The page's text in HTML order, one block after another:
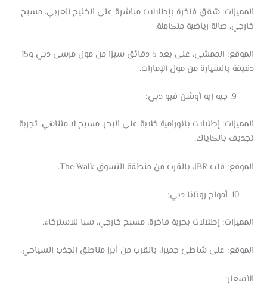
المميزات: شقق فاخرة بإطلالات مباشرة على الخليج العربي، مسبح
خارجي، صالة رياضية متكاملة.
الموقع: الممشى، على بعد 5 دقائق سيرًا من مول مرسى دبي و15
دقيقة بالسيارة من مول الإمارات.
جيه إيه أوشن فيو دبي:
المميزات: إطلالات بانورامية خلابة على البحر، مسبح لا متناهي، تجربة
تجديف بالكاياك.
الموقع: قلب JBR، بالقرب من منطقة التسوق The Walk.
أمواج روتانا دبي:
المميزات: إطلالات بحرية فاخرة، مسبح خارجي، سبا للاسترخاء.
الموقع: على شاطئ جميرا، بالقرب من أبرز مناطق الجذب السياحي.
الأسعار: